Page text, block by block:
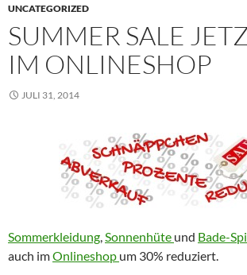
UNCATEGORIZED
SUMMER SALE
IM ONLINESHOP
JULI 31, 2014
Sommerkleidung,Sonnenhüte und Bade-
auch imOnlineshop um 30% reduziert.